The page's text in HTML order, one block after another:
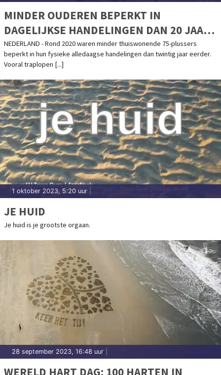
MINDER OUDEREN BEPERKT IN
DAGELIJKSE HANDELINGEN DAN 20 JAAR
GELEDEN
NEDERLAND - Rond 2020 waren minder thuiswonende 75-plussers
beperkt in hun fysieke alledaagse handelingen dan twintig jaar eerder.
Vooral traplopen [...]
1 oktober 2023, 5:20 uur
JE HUID
Je huid is je grootste orgaan.
28 september 2023, 16:48 uur
WERELD HART DAG: 100 HARTEN IN